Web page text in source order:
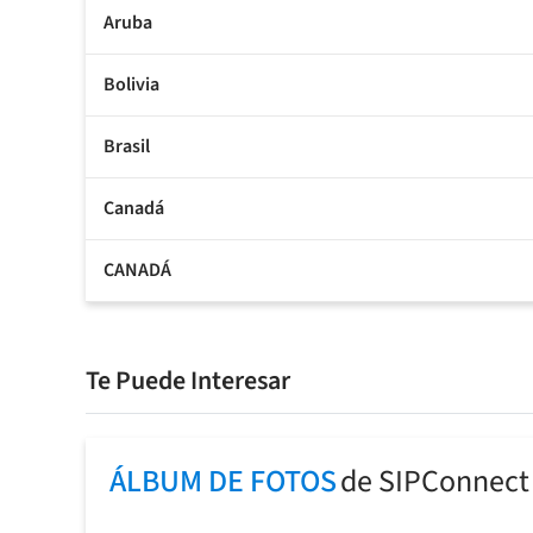
Aruba
Bolivia
Brasil
Canadá
CANADÁ
Te Puede Interesar
ÁLBUM DE FOTOSde